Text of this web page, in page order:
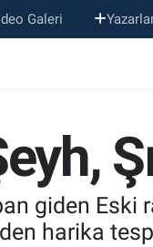
Galeri
giden Eski
harika